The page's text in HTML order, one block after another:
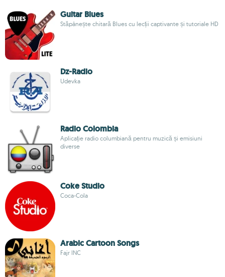
Guitar Blues
Stăpânește chitară Blues cu lecții captivante și tutoriale HD
Dz-Radio
Udevka
Radio Colombia
Aplicație radio columbiană pentru muzică și emisiuni
diverse
Coke Studio
Coca-Cola
Arabic Cartoon Songs
Fajr INC